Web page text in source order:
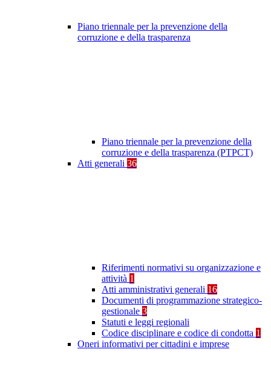
Piano triennale per la prevenzione della
corruzione e della trasparenza
Piano triennale per la prevenzione della
corruzione e della trasparenza (PTPCT)
Atti generali 36
Riferimenti normativi su organizzazione e
attività 1
Atti amministrativi generali 16
Documenti di programmazione strategico-
gestionale 3
Statuti e leggi regionali
Codice disciplinare e codice di condotta 1
Oneri informativi per cittadini e imprese